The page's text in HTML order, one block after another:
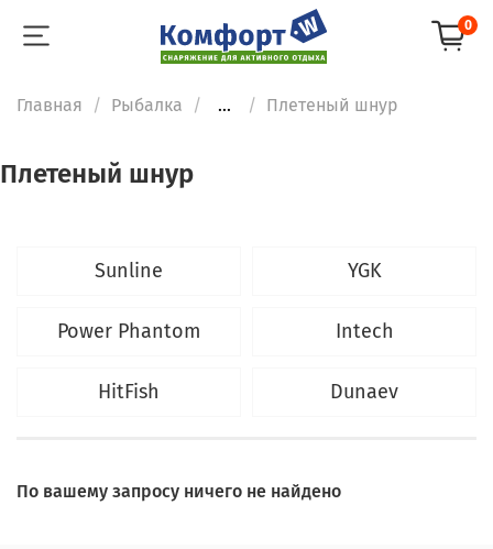
0
Главная Рыбалка ... Плетеный шнур
Плетеный шнур
Sunline YGK
Power Phantom Intech
HitFish Dunaev
По вашему запросу ничего не найдено